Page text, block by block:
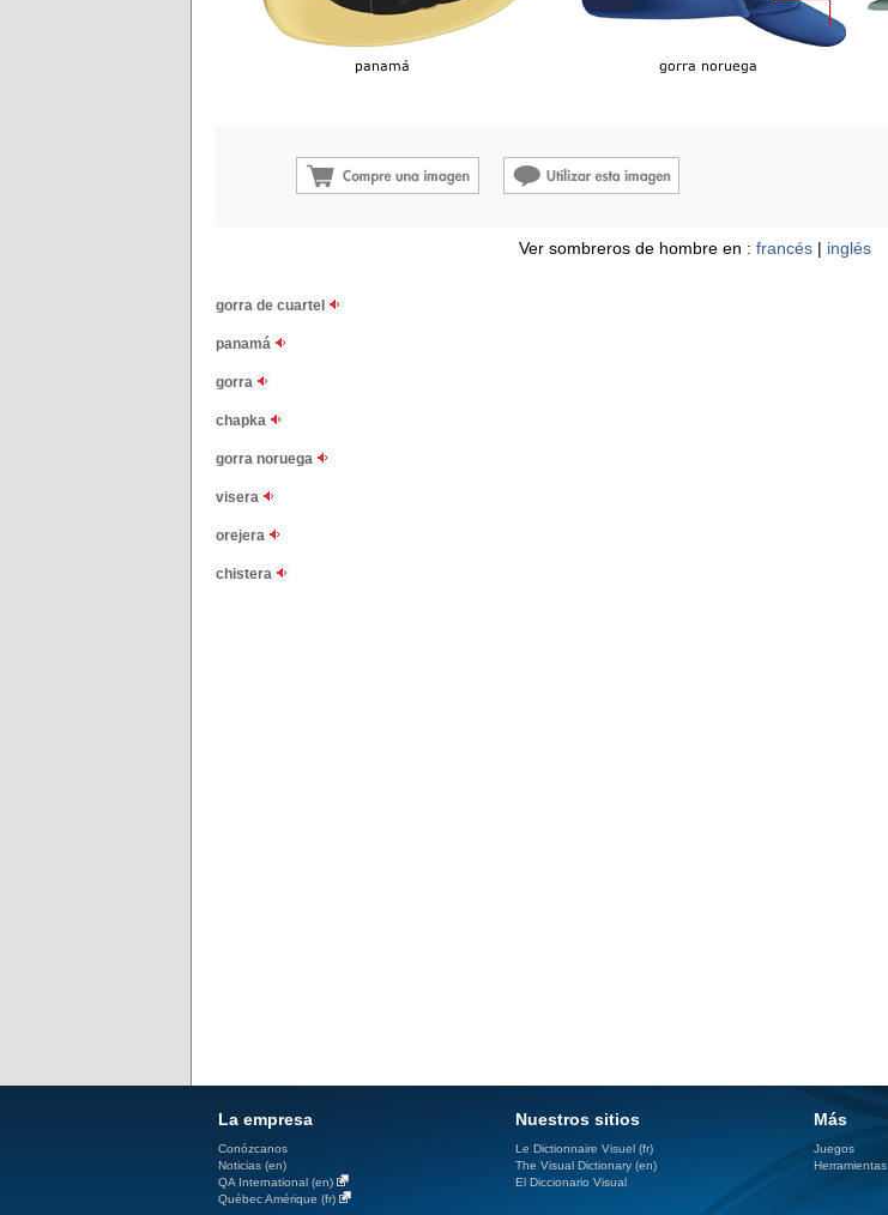
Ver sombreros de hombre en : francés | inglés
gorra de cuartel
panamá
gorra
chapka
gorra noruega
visera
orejera
chistera
La empresa
Conózcanos
Noticias (en)
QA International (en)
Québec Amérique (fr)
Nuestros sitios
Le Dictionnaire Visuel (fr)
The Visual Dictionary (en)
El Diccionario Visual
Más
Juegos
Herramientas